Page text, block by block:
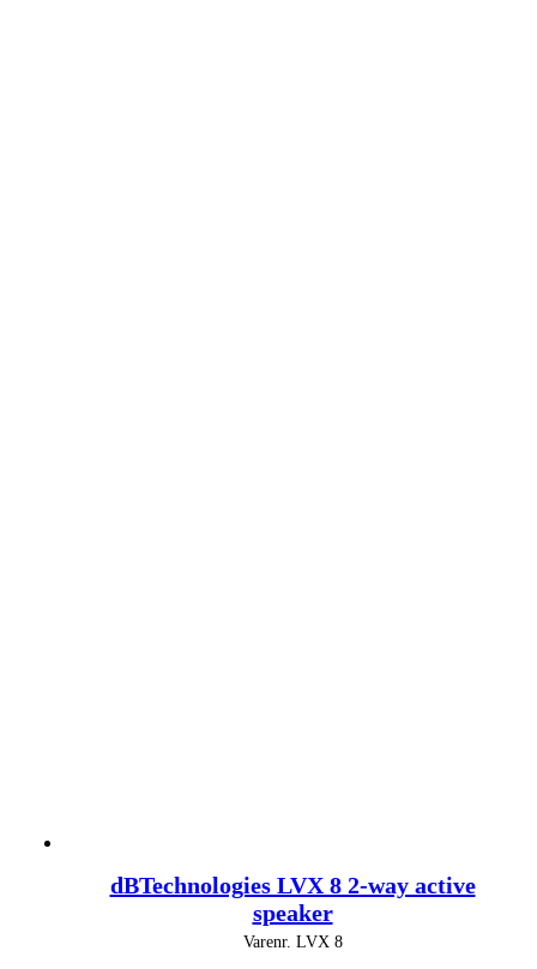
dBTechnologies LVX 8 2-way active
speaker
Varenr. LVX 8